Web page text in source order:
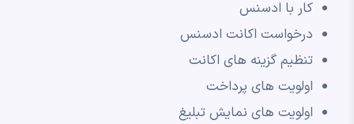
کار با ادسنس
درخواست اکانت ادسنس
تنظیم گزینه های اکانت
اولویت های پرداخت
اولویت های نمایش تبلیغ